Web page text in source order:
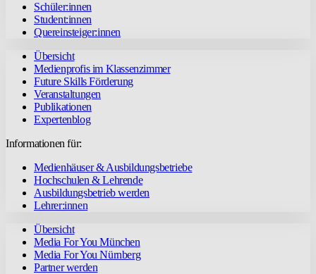
Schüler:innen
Student:innen
Quereinsteiger:innen
Übersicht
Medienprofis im Klassenzimmer
Future Skills Förderung
Veranstaltungen
Publikationen
Expertenblog
Informationen für:
Medienhäuser & Ausbildungsbetriebe
Hochschulen & Lehrende
Ausbildungsbetrieb werden
Lehrer:innen
Übersicht
Media For You München
Media For You Nürnberg
Partner werden